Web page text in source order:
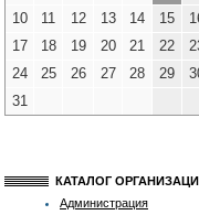
10
11 12 13 14 15
17
18 19 20 21 22
24
25 26 27 28 29
31
КАТАЛОГ
Администрация